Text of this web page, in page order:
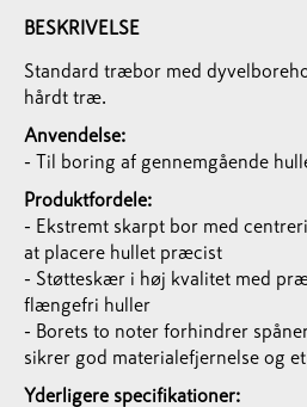
BESKRIVELSE
Standard træbor med
hårdt træ.
Anvendelse:
- Til boring af gennemgående
Produktfordele:
- Ekstremt skarpt bor med
at placere hullet præcist
- Støtteskær i høj kvalitet med
flængefri huller
- Borets to noter forhindrer
sikrer god materialefjernelse og
Yderligere specifikationer: